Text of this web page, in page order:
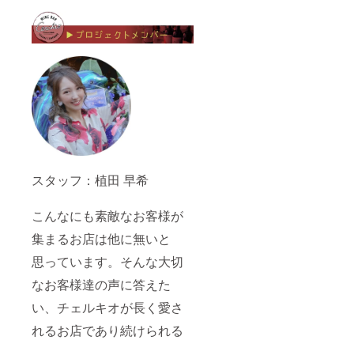
スタッフ：植田 早希
こんなにも素敵なお客様が
集まるお店は他に無いと
思っています。そんな大切
なお客様達の声に答えた
い、チェルキオが長く愛さ
れるお店であり続けられる